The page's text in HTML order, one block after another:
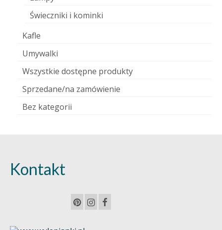
Świeczniki i kominki
Kafle
Umywalki
Wszystkie dostępne produkty
Sprzedane/na zamówienie
Bez kategorii
Kontakt